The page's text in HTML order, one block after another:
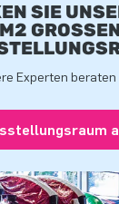
SIE
M2 GROSSEN
Experten beraten